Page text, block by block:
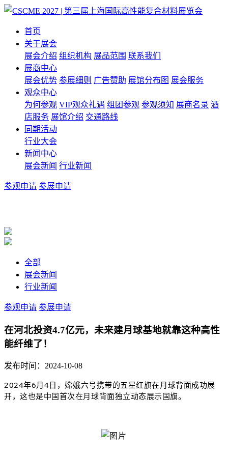
首页
关于展会
展会介绍 组织机构 展品范围 联系我们
展商中心
展会优势 参展细则 广告赞助 展馆分布图 展会服务
观众中心
为何参观 VIP观众礼遇 组团参观 参观须知 展商名录 酒
店服务 展馆介绍 交通路线
同期活动
行业大会
新闻中心
展会新闻 行业新闻
参观申请 参展申请
全部
展会新闻
行业新闻
参观申请 参展申请
在河北投资4.7亿元，未来建月球基地就靠这种高性
能纤维了！
发布时间：2024-10-08
2024年6月4日，嫦娥六号携带的五星红旗在月球背面成功展
开，这也是中国首次在月球背面独立动态展示国旗。